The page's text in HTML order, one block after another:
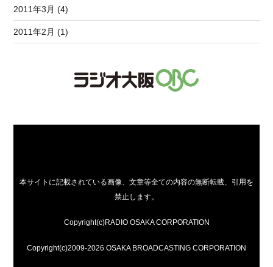
2011年3月 (4)
2011年2月 (1)
本サイトに記載されている画像、文章等全ての内容の無断転載、引用を
禁止します。
Copyright(c)RADIO OSAKA CORPORATION
Copyright(c)2009-2026 OSAKA BROADCASTING CORPORATION